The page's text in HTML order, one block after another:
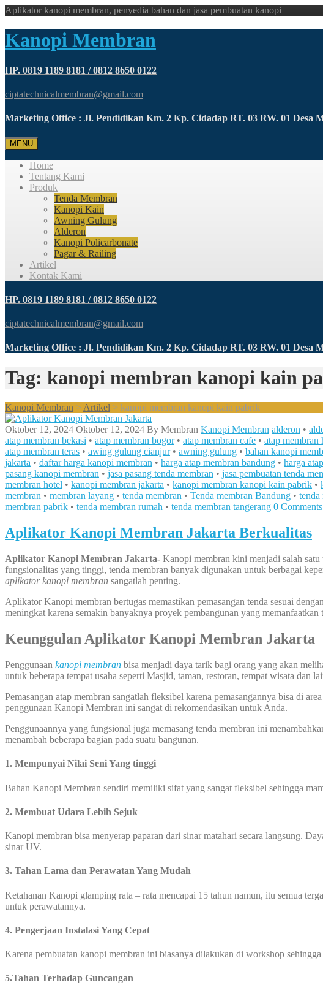
Aplikator kanopi membran, penyedia bahan dan jasa pembuatan kanopi
Kanopi Membran
HP. 0819 1189 8181 / 0812 8650 0122
ciptatechnicalmembran@gmail.com
Marketing Office : Jl. Pendidikan Km. 2 Kp. Cidadap RT. 03 RW. 01 Desa
MENU
Home
Tentang Kami
Produk
Tenda Membran
Kanopi Kain
Awning Gulung
Alderon
Kanopi Policarbonate
Pagar & Railing
Artikel
Kontak Kami
HP. 0819 1189 8181 / 0812 8650 0122
ciptatechnicalmembran@gmail.com
Marketing Office : Jl. Pendidikan Km. 2 Kp. Cidadap RT. 03 RW. 01 Desa
Tag: kanopi membran kanopi kain
Kanopi Membran > Artikel > kanopi membran kanopi kain pabrik
Oktober 12, 2024 Oktober 12, 2024 By Membran Kanopi Membran alderon •
atap membran bekasi • atap membran bogor• atap membran cafe • atap membran
atap membran teras • awing gulung cianjur• awning gulung • bahan kanopi
jakarta • daftar harga kanopi membran • harga atap membran bandung • harga
pasang kanopi membran • jasa pasang tenda membran • jasa pembuatan tenda
membran hotel • kanopi membran jakarta • kanopi membran kanopi kain pabrik •
membran • membran layang • tenda membran • Tenda membran Bandung • tenda
membran pabrik • tenda membran rumah • tenda membran tangerang 0 Comments
Aplikator Kanopi Membran Jakarta Berkualitas
Aplikator Kanopi Membran Jakarta- Kanopi membran kini menjadi salah satu
fungsionalitas yang tinggi, tenda membran banyak digunakan untuk berbagai
aplikator kanopi membran sangatlah penting.
Aplikator Kanopi membran bertugas memastikan pemasangan tenda sesuai
meningkat karena semakin banyaknya proyek pembangunan yang
Keunggulan Aplikator Kanopi Membran Jakarta
Penggunaan kanopi membran bisa menjadi daya tarik bagi orang yang akan
untuk beberapa tempat usaha seperti Masjid, taman, restoran, tempat wisata dan
Pemasangan atap membran sangatlah fleksibel karena pemasangannya bisa di
penggunaan Kanopi Membran ini sangat di rekomendasikan untuk Anda.
Penggunaannya yang fungsional juga memasang tenda membran ini
menambah beberapa bagian pada suatu bangunan.
1. Mempunyai Nilai Seni Yang tinggi
Bahan Kanopi Membran sendiri memiliki sifat yang sangat fleksibel sehingga
2. Membuat Udara Lebih Sejuk
Kanopi membran bisa menyerap paparan dari sinar matahari secara langsung.
sinar UV.
3. Tahan Lama dan Perawatan Yang Mudah
Ketahanan Kanopi glamping rata – rata mencapai 15 tahun namun, itu semua
untuk perawatannya.
4. Pengerjaan Instalasi Yang Cepat
Karena pembuatan kanopi membran ini biasanya dilakukan di workshop
5.Tahan Terhadap Guncangan